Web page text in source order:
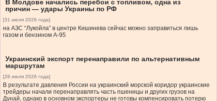
В Молдове начались перебои с топливом, одна из
причин — удары Украины по РФ
[31 июля 2026 года]
на АЗС “Лукойла” в центре Кишинева сейчас можно заправиться лишь
газом и бензином А-95
Украинский экспорт перенаправили по альтернативным
маршрутам
[28 июля 2026 года]
В результате давления России на украинский морской коридор украинские
трейдеры начали перенаправлять часть пшеницы и других грузов на
Дунай, однако в основном экспортеры не готовы компенсировать потерю